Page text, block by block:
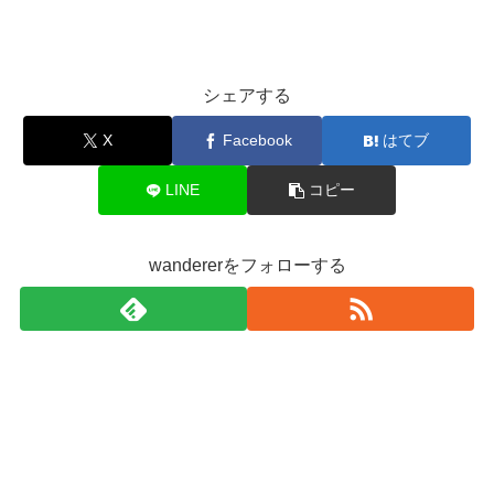
シェアする
X Facebook はてブ
LINE コピー
wandererをフォローする